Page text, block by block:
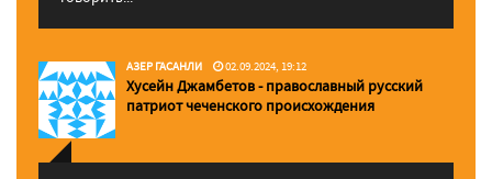
АЗЕР ГАСАНЛИ 02.09.2024, 19:12
Хусейн Джамбетов - православный русский
патриот чеченского происхождения